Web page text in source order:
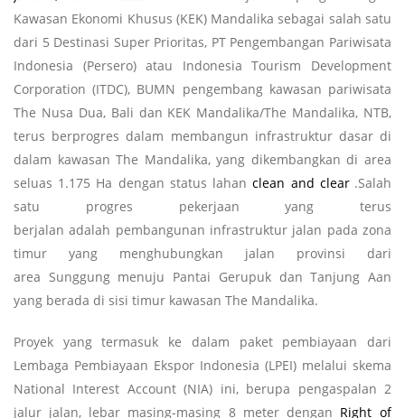
Kawasan Ekonomi Khusus (KEK) Mandalika sebagai salah satu
dari 5 Destinasi Super Prioritas, PT Pengembangan Pariwisata
Indonesia (Persero) atau Indonesia Tourism Development
Corporation (ITDC), BUMN pengembang kawasan pariwisata
The Nusa Dua, Bali dan KEK Mandalika/The Mandalika, NTB,
terus berprogres dalam membangun infrastruktur dasar di
dalam kawasan The Mandalika, yang dikembangkan di area
seluas 1.175 Ha dengan status lahan clean and clear .Salah
satu progres pekerjaan yang terus
berjalan adalah pembangunan infrastruktur jalan pada zona
timur yang menghubungkan jalan provinsi dari
area Sunggung menuju Pantai Gerupuk dan Tanjung Aan
yang berada di sisi timur kawasan The Mandalika.
Proyek yang termasuk ke dalam paket pembiayaan dari
Lembaga Pembiayaan Ekspor Indonesia (LPEI) melalui skema
National Interest Account (NIA) ini, berupa pengaspalan 2
jalur jalan, lebar masing-masing 8 meter dengan Right of